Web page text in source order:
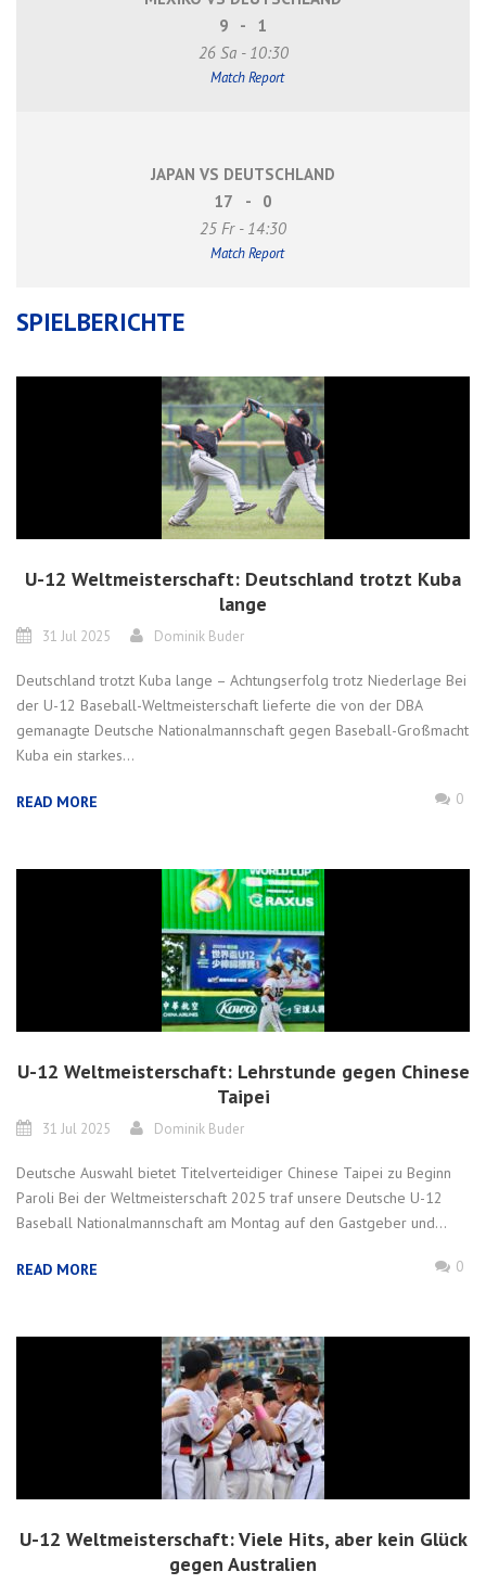
9
-
1
26 Sa - 10:30
Match Report
JAPAN VS DEUTSCHLAND
17
-
0
25 Fr - 14:30
Match Report
SPIELBERICHTE
U-12 Weltmeisterschaft: Deutschland trotzt Kuba
lange
31 Jul 2025 Dominik Buder
Deutschland trotzt Kuba lange – Achtungserfolg trotz Niederlage Bei
der U-12 Baseball-Weltmeisterschaft lieferte die von der DBA
gemanagte Deutsche Nationalmannschaft gegen Baseball-Großmacht
Kuba ein starkes...
READ MORE 0
U-12 Weltmeisterschaft: Lehrstunde gegen Chinese
Taipei
31 Jul 2025 Dominik Buder
Deutsche Auswahl bietet Titelverteidiger Chinese Taipei zu Beginn
Paroli Bei der Weltmeisterschaft 2025 traf unsere Deutsche U-12
Baseball Nationalmannschaft am Montag auf den Gastgeber und...
READ MORE 0
U-12 Weltmeisterschaft: Viele Hits, aber kein Glück
gegen Australien